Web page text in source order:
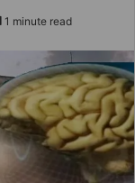
1 minute read